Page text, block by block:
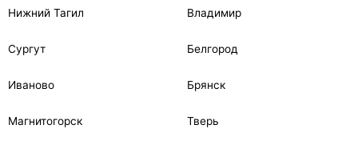
Нижний Тагил Владимир
Сургут Белгород
Иваново Брянск
Магнитогорск Тверь